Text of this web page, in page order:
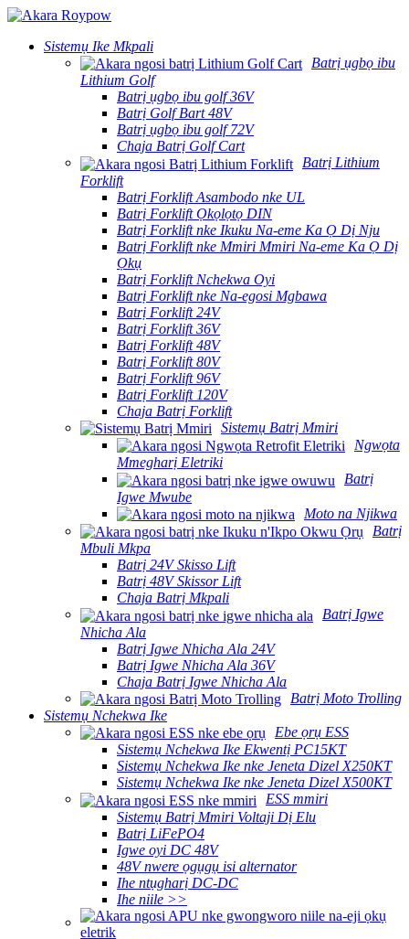
Sistemụ Ike Mkpali
Batrị ụgbọ ibu
Lithium Golf
Batrị ụgbọ ibu golf 36V
Batrị Golf Bart 48V
Batrị ụgbọ ibu golf 72V
Chaja Batrị Golf Cart
Batrị Lithium
Forklift
Batrị Forklift Asambodo nke UL
Batrị Forklift Ọkọlọtọ DIN
Batrị Forklift nke Ikuku Na-eme Ka Ọ Dị Nju
Batrị Forklift nke Mmiri Mmiri Na-eme Ka Ọ Dị
Ọkụ
Batrị Forklift Nchekwa Oyi
Batrị Forklift nke Na-egosi Mgbawa
Batrị Forklift 24V
Batrị Forklift 36V
Batrị Forklift 48V
Batrị Forklift 80V
Batrị Forklift 96V
Batrị Forklift 120V
Chaja Batrị Forklift
Sistemụ Batrị Mmiri
Ngwọta
Mmegharị Eletriki
Batrị
Igwe Mwube
Moto na Njikwa
Batrị
Mbuli Mkpa
Batrị 24V Skisso Lift
Batrị 48V Skissor Lift
Chaja Batrị Mkpali
Batrị Igwe
Nhicha Ala
Batrị Igwe Nhicha Ala 24V
Batrị Igwe Nhicha Ala 36V
Chaja Batrị Igwe Nhicha Ala
Batrị Moto Trolling
Sistemụ Nchekwa Ike
Ebe ọrụ ESS
Sistemụ Nchekwa Ike Ekwentị PC15KT
Sistemụ Nchekwa Ike nke Jeneta Dizel X250KT
Sistemụ Nchekwa Ike nke Jeneta Dizel X500KT
ESS mmiri
Sistemụ Batrị Mmiri Voltaji Dị Elu
Batrị LiFePO4
Igwe oyi DC 48V
48V nwere ọgụgụ isi alternator
Ihe ntụgharị DC-DC
Ihe niile >>